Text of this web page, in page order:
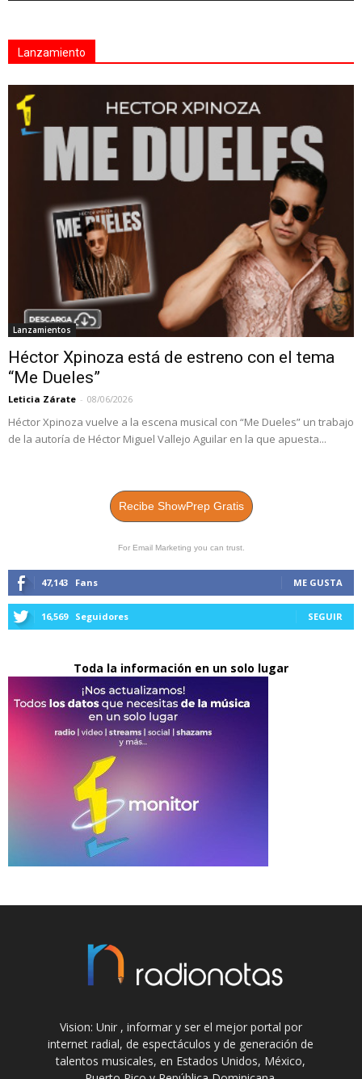
Lanzamiento
Lanzamientos
Héctor Xpinoza está de estreno con el tema
“Me Dueles”
Leticia Zárate - 08/06/2026
Héctor Xpinoza vuelve a la escena musical con “Me Dueles” un trabajo
de la autoría de Héctor Miguel Vallejo Aguilar en la que apuesta...
Recibe ShowPrep Gratis
For Email Marketing you can trust.
47,143 Fans ME GUSTA
16,569 Seguidores SEGUIR
Toda la información en un solo lugar
Vision: Unir , informar y ser el mejor portal por
internet radial, de espectáculos y de generación de
talentos musicales, en Estados Unidos, México,